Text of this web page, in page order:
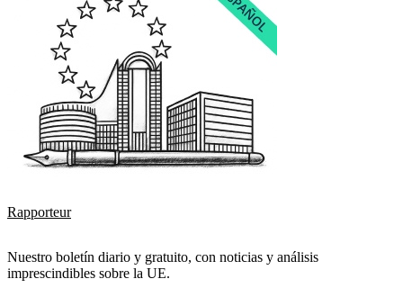
Rapporteur
Nuestro boletín diario y gratuito, con noticias y análisis
imprescindibles sobre la UE.